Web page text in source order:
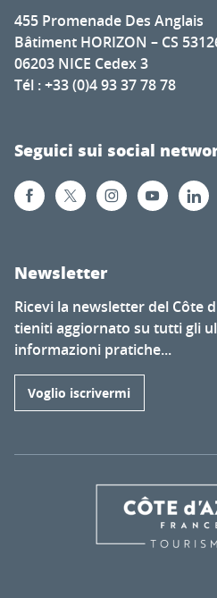
455 Promenade Des Anglais
Bâtiment HORIZON – CS
06203 NICE Cedex 3
Tél : +33 (0)4 93 37 78 78
Seguici sui social
Newsletter
Ricevi la newsletter del Côte
tieniti aggiornato su tutti gli
informazioni pratiche...
Voglio iscrivermi